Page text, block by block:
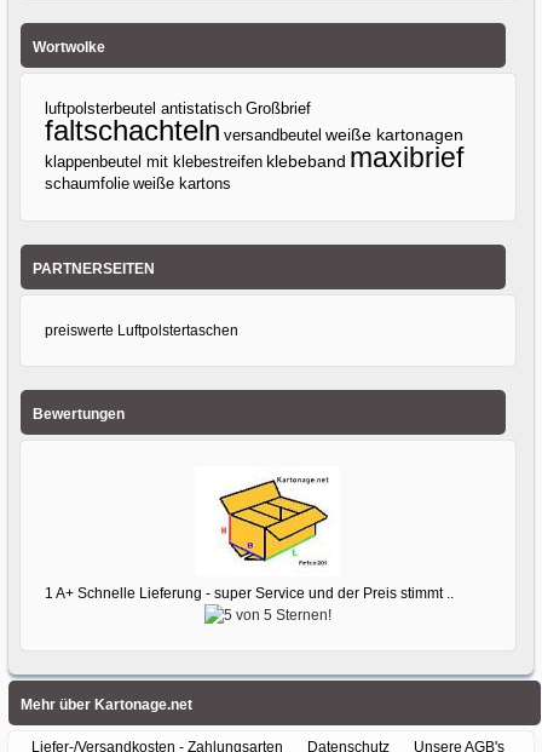
Wortwolke
luftpolsterbeutel antistatisch Großbrief
faltschachteln versandbeutel weiße kartonagen
klappenbeutel mit klebestreifen klebeband maxibrief
schaumfolie weiße kartons
PARTNERSEITEN
preiswerte Luftpolstertaschen
Bewertungen
1 A+ Schnelle Lieferung - super Service und der Preis stimmt ..
Mehr über Kartonage.net
Liefer-/Versandkosten - Zahlungsarten Datenschutz Unsere AGB's